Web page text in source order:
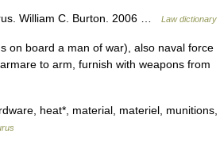
William C. Burton. 2006 … Law dictionary
on board a man of war), also naval force
to arm, furnish with weapons from
heat*, material, materiel, munitions,